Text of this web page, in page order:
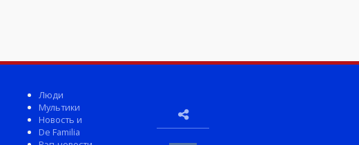
Люди
Мультики
Новость и
De Familia